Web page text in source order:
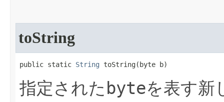
toString
public static String toString​(byte b)
指定された byteを表す新